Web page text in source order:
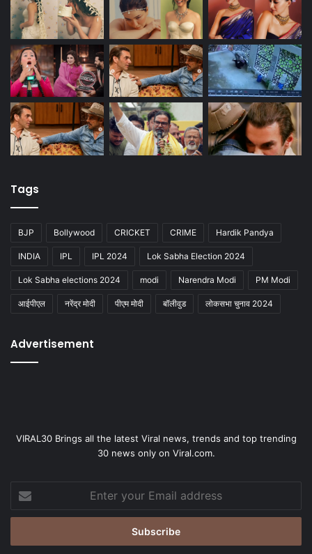
Tags
BJP Bollywood CRICKET CRIME Hardik Pandya
INDIA IPL IPL 2024 Lok Sabha Election 2024
Lok Sabha elections 2024 modi Narendra Modi PM Modi
आईपीएल नरेंद्र मोदी पीएम मोदी बॉलीवुड लोकसभा चुनाव 2024
Advertisement
VIRAL30 Brings all the latest Viral news, trends and top trending
30 news only on Viral.com.
your
Email